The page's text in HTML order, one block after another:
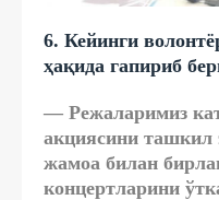
6. Кейинги
ҳақида гапириб
— Режаларимиз
акциясини
жамоа билан
концертларини